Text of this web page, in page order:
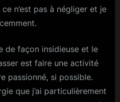
n’est pas à négliger et je
de façon insidieuse et le
est faire une activité
passionné, si possible.
que j’ai particulièrement